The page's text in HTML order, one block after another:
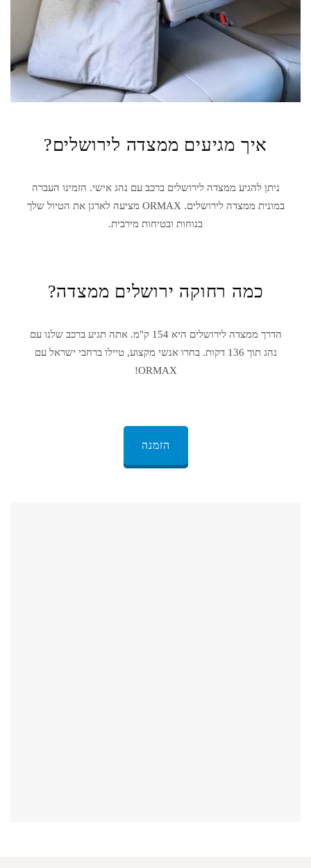
איך מגיעים ממצדה לירושלים?
ניתן להגיע ממצדה לירושלים ברכב עם נהג אישי. הזמינו העברה
במונית ממצדה לירושלים
. ORMAX מציעה לארגן את הטיול שלך
בנוחות ובטיחות מירבית.
כמה רחוקה ירושלים ממצדה?
הדרך ממצדה לירושלים
היא 154 ק"מ. אתה תגיע ברכב שלנו עם
נהג תוך 136 דקות. בחרו אנשי מקצוע, טיילו ברחבי ישראל עם
ORMAX!
הזמנה